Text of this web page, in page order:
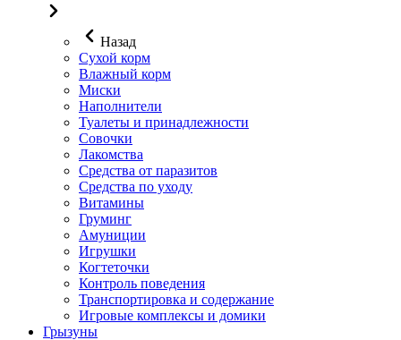
Назад
Сухой корм
Влажный корм
Миски
Наполнители
Туалеты и принадлежности
Совочки
Лакомства
Средства от паразитов
Средства по уходу
Витамины
Груминг
Амуниции
Игрушки
Когтеточки
Контроль поведения
Транспортировка и содержание
Игровые комплексы и домики
Грызуны